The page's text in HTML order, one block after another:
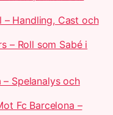
– Handling, Cast och
– Roll som Sabé i
Spelanalys och
Fc Barcelona –